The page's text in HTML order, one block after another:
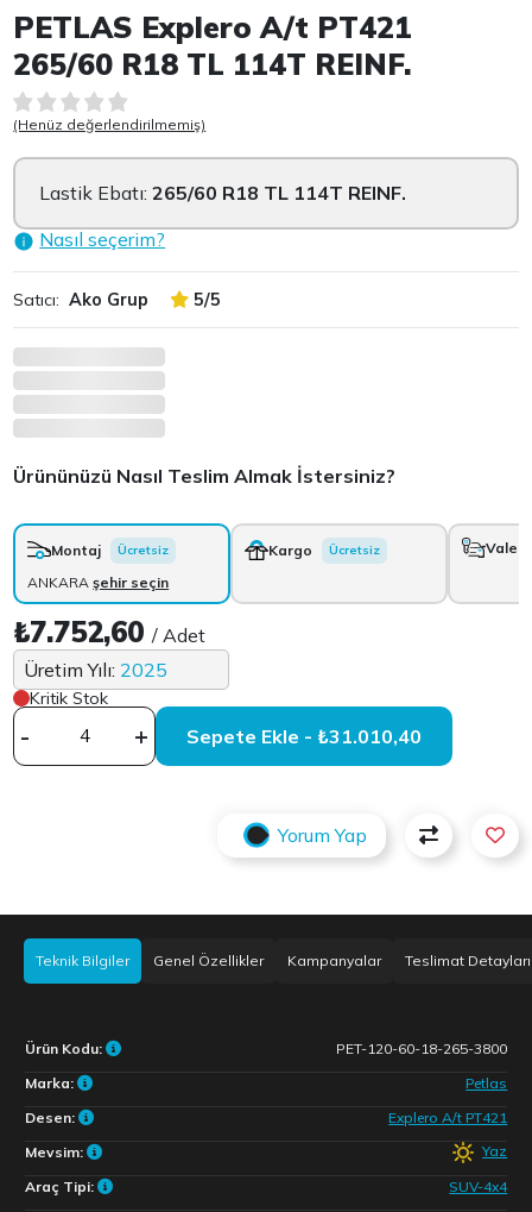
Item 1 of 1
PETLAS Explero A/t PT421
265/60 R18 TL 114T REINF.
(Henüz değerlendirilmemiş)
Lastik Ebatı:265/60 R18 TL 114T REINF.
Nasıl seçerim?
Satıcı: Ako Grup 5/5
Ürününüzü Nasıl Teslim Almak İstersiniz?
Montaj Ücretsiz
ANKARAşehir seçin
Kargo Ücretsiz Vale
₺7.752,60/ Adet
Üretim Yılı: 2025
Kritik Stok
- + Sepete Ekle - ₺31.010,40
Yorum Yap
Teknik Bilgiler Genel Özellikler Kampanyalar Teslimat Detayları
Ürün Kodu:
PET-120-60-18-265-3800
Marka:
Petlas
Desen:
Explero A/t PT421
Mevsim:
Yaz
Araç Tipi:
SUV-4x4